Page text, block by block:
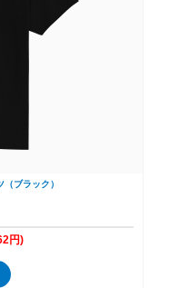
ブラック）
円)